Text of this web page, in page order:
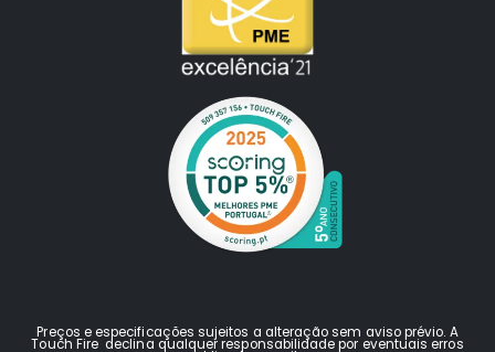
Preços e especificações sujeitos a alteração sem aviso prévio. A
Touch Fire declina qualquer responsabilidade por eventuais erros